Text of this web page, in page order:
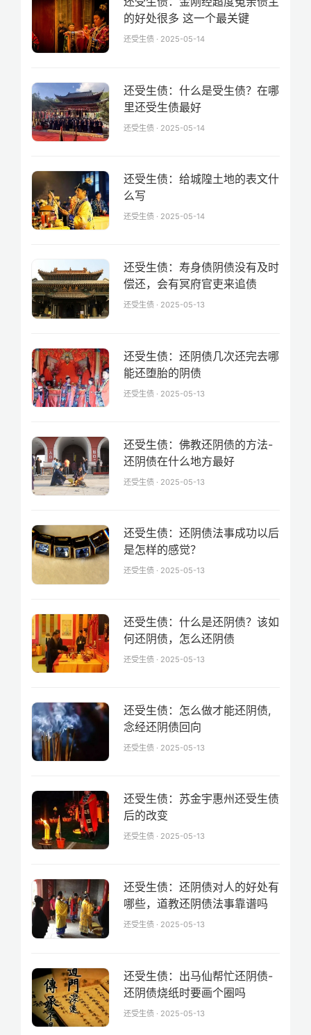
的好处很多 这一个最关键
还受生债 · 2025-05-14
还受生债：什么是受生债？在哪
里还受生债最好
还受生债 · 2025-05-14
还受生债：给城隍土地的表文什
么写
还受生债 · 2025-05-14
还受生债：寿身债阴债没有及时
偿还，会有冥府官吏来追债
还受生债 · 2025-05-13
还受生债：还阴债几次还完去哪
能还堕胎的阴债
还受生债 · 2025-05-13
还受生债：佛教还阴债的方法-
还阴债在什么地方最好
还受生债 · 2025-05-13
还受生债：还阴债法事成功以后
是怎样的感觉？
还受生债 · 2025-05-13
还受生债：什么是还阴债？该如
何还阴债，怎么还阴债
还受生债 · 2025-05-13
还受生债：怎么做才能还阴债,
念经还阴债回向
还受生债 · 2025-05-13
还受生债：苏金宇惠州还受生债
后的改变
还受生债 · 2025-05-13
还受生债：还阴债对人的好处有
哪些，道教还阴债法事靠谱吗
还受生债 · 2025-05-13
还受生债：出马仙帮忙还阴债-
还阴债烧纸时要画个圈吗
还受生债 · 2025-05-13